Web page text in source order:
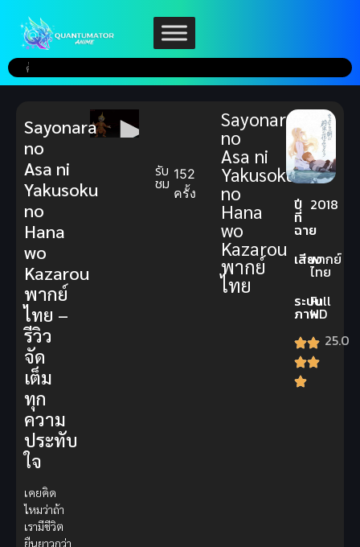
รับ
ชม 152
ครั้ง
Sayonara
no
Asa ni
Yakusoku
no
Hana
wo
Kazarou
พากย์
ไทย
ปี
ที่
ฉาย
2018
เสียงพากย์
ไทย
ระบบ
ภาพ
Full
HD
25.0
Sayonara
no
Asa ni
Yakusoku
no
Hana
wo
Kazarou
พากย์
ไทย –
รีวิว
จัด
เต็ม
ทุก
ความ
ประทับ
ใจ
เคยคิด
ไหมว่าถ้า
เรามีชีวิต
ยืนยาวกว่า